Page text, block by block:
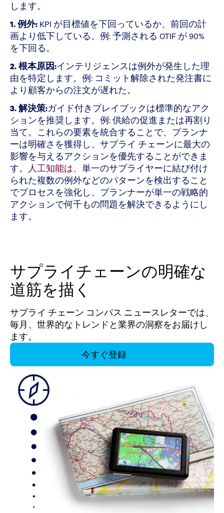
します。
1. 例外: KPI が目標値を下回っているか、前回の計
画より低下している。例: 予測される OTIF が 90%
を下回る。
2. 根本原因:インテリジェンスは例外が発生した理
由を特定します。例: コミット解除された発注書に
より顧客からの注文が遅れた。
3. 解決策:ガイド付きプレイブックは標準的なアク
ションを推奨します。例: 供給の促進または再割り
当て。これらの要素を統合することで、プランナ
ーは明確さを獲得し、サプライ チェーンに最大の
影響を与えるアクションを優先することができま
す。
人工知能は、 単一のサプライヤーに結び付け
られた複数の例外などのパターンを検出すること
でプロセスを強化し、プランナーが単一の戦略的
アクションで何千もの問題を解決できるようにし
ます。
サプライチェーンの明確な
道筋を描く
サプライ チェーン コンパス ニュースレターでは、
毎月、世界的なトレンドと業界の洞察をお届けし
ます。
今すぐ登録